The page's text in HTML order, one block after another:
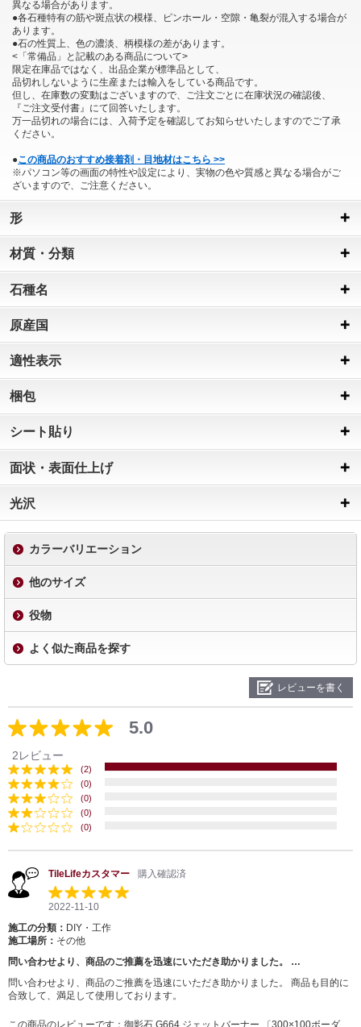
異なる場合があります。
●各石種特有の筋や斑点状の模様、ピンホール・空隙・亀裂が混入する場合が
あります。
●石の性質上、色の濃淡、柄模様の差があります。
<「常備品」と記載のある商品について>
限定在庫品ではなく、出品企業が標準品として、
品切れしないように生産または輸入をしている商品です。
但し、在庫数の変動はございますので、ご注文ごとに在庫状況の確認後、
『ご注文受付書』にて回答いたします。
万一品切れの場合には、入荷予定を確認してお知らせいたしますのでご了承
ください。
●この商品のおすすめ接着剤・目地材はこちら >>
※パソコン等の画面の特性や設定により、実物の色や質感と異なる場合がご
ざいますので、ご注意ください。
形
材質・分類
石種名
原産国
適性表示
梱包
シート貼り
面状・表面仕上げ
光沢
カラーバリエーション
他のサイズ
役物
よく似た商品を探す
レビューを書く
5.0
2レビュー
(2)
(0)
(0)
(0)
(0)
TileLifeカスタマー 購入確認済
2022-11-10
施工の分類： DIY・工作
施工場所： その他
問い合わせより、商品のご推薦を迅速にいただき助かりました。 …
問い合わせより、商品のご推薦を迅速にいただき助かりました。 商品も目的に
合致して、満足して使用しております。